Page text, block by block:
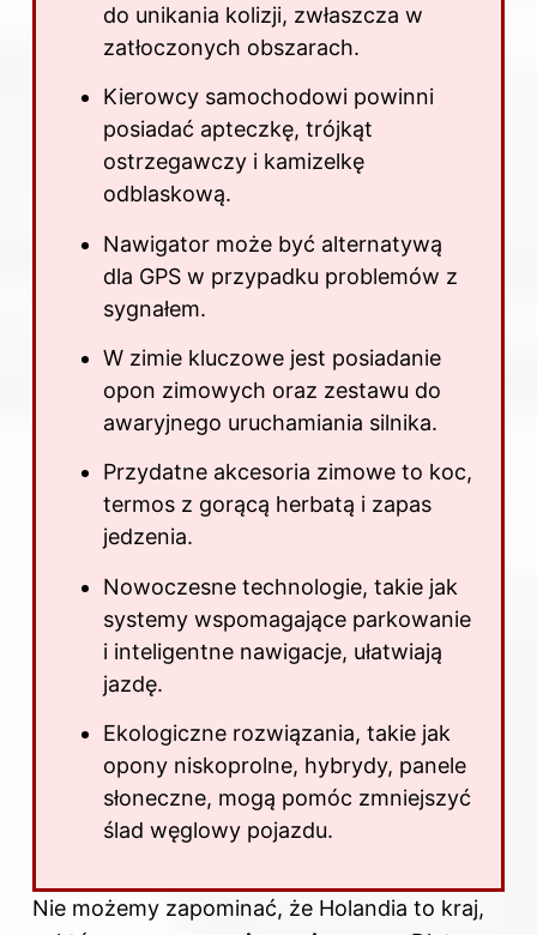
do unikania kolizji, zwłaszcza w
zatłoczonych obszarach.
Kierowcy samochodowi powinni
posiadać apteczkę, trójkąt
ostrzegawczy i kamizelkę
odblaskową.
Nawigator może być alternatywą
dla GPS w przypadku problemów z
sygnałem.
W zimie kluczowe jest posiadanie
opon zimowych oraz zestawu do
awaryjnego uruchamiania silnika.
Przydatne akcesoria zimowe to koc,
termos z gorącą herbatą i zapas
jedzenia.
Nowoczesne technologie, takie jak
systemy wspomagające parkowanie
i inteligentne nawigacje, ułatwiają
jazdę.
Ekologiczne rozwiązania, takie jak
opony niskoprolne, hybrydy, panele
słoneczne, mogą pomóc zmniejszyć
ślad węglowy pojazdu.
Nie możemy zapominać, że Holandia to kraj,